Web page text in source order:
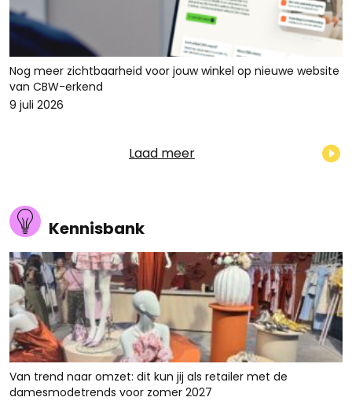
Nog meer zichtbaarheid voor jouw winkel op nieuwe website
van CBW-erkend
9 juli 2026
Laad meer
Kennisbank
Van trend naar omzet: dit kun jij als retailer met de
damesmodetrends voor zomer 2027